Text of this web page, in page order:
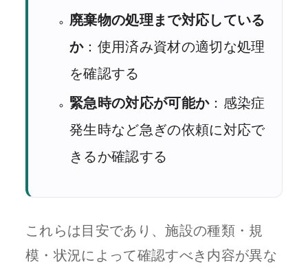
廃棄物の処理まで対応している
か：使用済み資材の適切な処理
を確認する
緊急時の対応が可能か：感染症
発生時など急ぎの依頼に対応で
きるか確認する
これらは目安であり、施設の種類・規
模・状況によって確認すべき内容が異な